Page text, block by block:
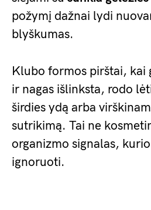
požymį dažnai lydi
blyškumas.
Klubo formos pirštai, kai
ir nagas išlinksta, rodo
širdies ydą arba
sutrikimą. Tai ne
organizmo signalas,
ignoruoti.